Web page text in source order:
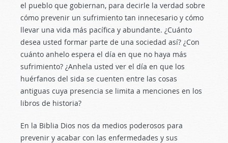
el pueblo que gobiernan, para decirle la verdad sobre
cómo prevenir un sufrimiento tan innecesario y cómo
llevar una vida más pacífica y abundante. ¿Cuánto
desea usted formar parte de una sociedad así? ¿Con
cuánto anhelo espera el día en que no haya más
sufrimiento? ¿Anhela usted ver el día en que los
huérfanos del sida se cuenten entre las cosas
antiguas cuya presencia se limita a menciones en los
libros de historia?
En la Biblia Dios nos da medios poderosos para
prevenir y acabar con las enfermedades y sus